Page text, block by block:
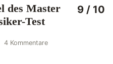
des Master
Test
4 Kommentare
9 / 10